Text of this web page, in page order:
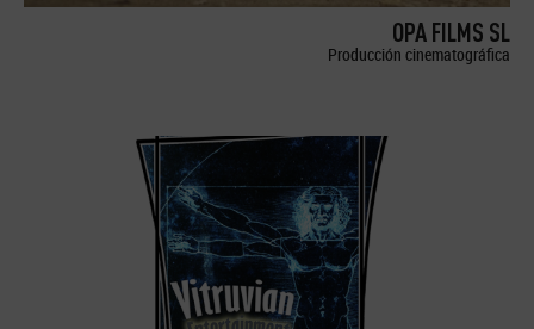
OPA FILMS SL
Producción cinematográfica